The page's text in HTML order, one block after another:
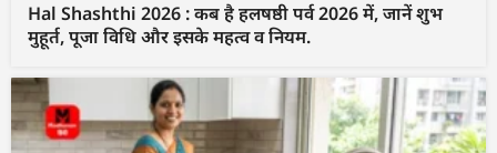
Hal Shashthi 2026 : कब है हलषष्ठी पर्व 2026 में, जानें शुभ
मुहूर्त, पूजा विधि और इसके महत्व व नियम.